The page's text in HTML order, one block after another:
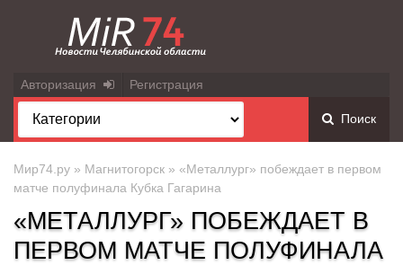
Авторизация Регистрация
Поиск
Мир74.ру » Магнитогорск » «Металлург» побеждает в первом
матче полуфинала Кубка Гагарина
«МЕТАЛЛУРГ» ПОБЕЖДАЕТ В
ПЕРВОМ МАТЧЕ ПОЛУФИНАЛА